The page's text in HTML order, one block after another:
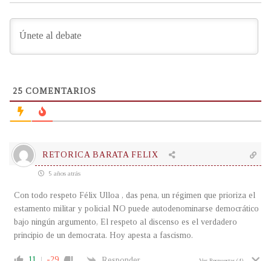
25 COMENTARIOS
RETORICA BARATA FELIX
5 años atrás
Con todo respeto Félix Ulloa , das pena, un régimen que prioriza el
estamento militar y policial NO puede autodenominarse democrático
bajo ningún argumento, El respeto al discenso es el verdadero
principio de un democrata. Hoy apesta a fascismo.